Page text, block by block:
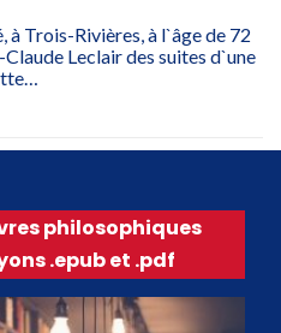
à Trois-Rivières, à l`âge de 72
Leclair des suites d`une
philosophiques
.epub et .pdf